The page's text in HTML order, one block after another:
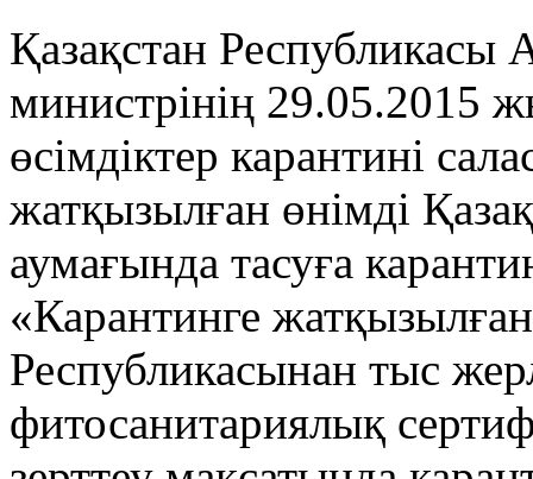
Қазақстан
министрінің
өсімдіктер карантині
жатқызылған өнiмдi
аумағында тасуға
«Карантинге
Республикасынан тыс
фитосанитариялық